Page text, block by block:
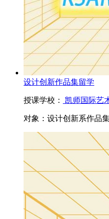
设计创新作品集留学
授课学校： 凯师国际艺
对象： 设计创新系作品